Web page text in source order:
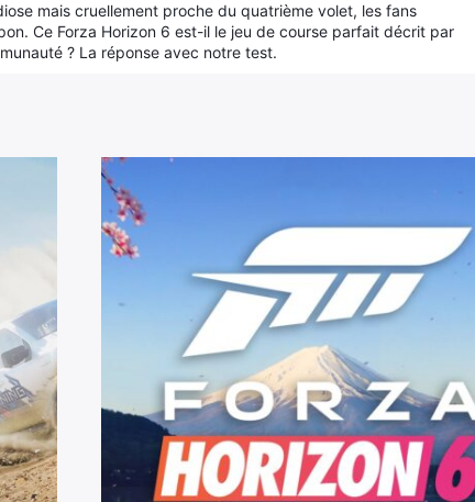
mais cruellement proche du quatrième volet, les fans
Ce Forza Horizon 6 est-il le jeu de course parfait décrit par
? La réponse avec notre test.